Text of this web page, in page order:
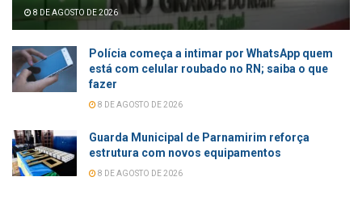
8 DE AGOSTO DE 2026
Polícia começa a intimar por WhatsApp quem
está com celular roubado no RN; saiba o que
fazer
8 DE AGOSTO DE 2026
Guarda Municipal de Parnamirim reforça
estrutura com novos equipamentos
8 DE AGOSTO DE 2026